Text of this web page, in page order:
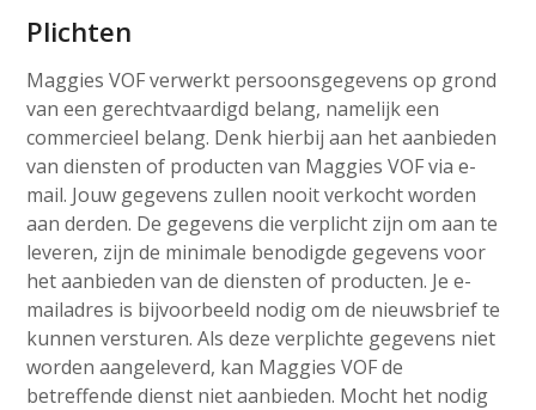
Plichten
Maggies VOF verwerkt persoonsgegevens op grond
van een gerechtvaardigd belang, namelijk een
commercieel belang. Denk hierbij aan het aanbieden
van diensten of producten van Maggies VOF via e-
mail. Jouw gegevens zullen nooit verkocht worden
aan derden. De gegevens die verplicht zijn om aan te
leveren, zijn de minimale benodigde gegevens voor
het aanbieden van de diensten of producten. Je e-
mailadres is bijvoorbeeld nodig om de nieuwsbrief te
kunnen versturen. Als deze verplichte gegevens niet
worden aangeleverd, kan Maggies VOF de
betreffende dienst niet aanbieden. Mocht het nodig